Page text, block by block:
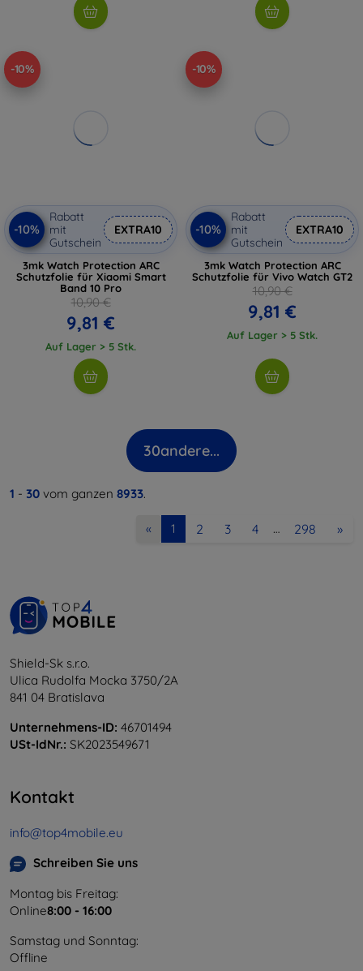
-10%
-10%
Rabatt
mit
Gutschein
EXTRA10
3mk Watch Protection ARC
Schutzfolie für Xiaomi Smart
Band 10 Pro
10,90 €
9,81 €
Auf Lager > 5 Stk.
-10%
-10%
Rabatt
mit
Gutschein
EXTRA10
3mk Watch Protection ARC
Schutzfolie für Vivo Watch GT2
10,90 €
9,81 €
Auf Lager > 5 Stk.
30andere...
1 - 30 vom ganzen 8933.
« 1 2 3 4 … 298 »
Shield-Sk s.r.o.
Ulica Rudolfa Mocka 3750/2A
841 04 Bratislava
Unternehmens-ID: 46701494
USt-IdNr.: SK2023549671
Kontakt
info@top4mobile.eu
Schreiben Sie uns
Montag bis Freitag:
Online8:00 - 16:00
Samstag und Sonntag:
Offline